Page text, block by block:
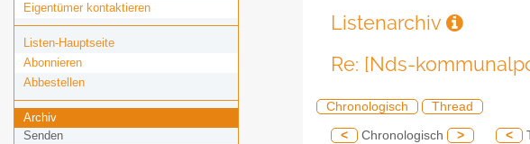
Eigentümer kontaktieren
Listen-Hauptseite
Abonnieren
Abbestellen
Archiv
Senden
Listenarchiv
Re: [Nds-
Chronologisch Thread
< Chronologisch > <